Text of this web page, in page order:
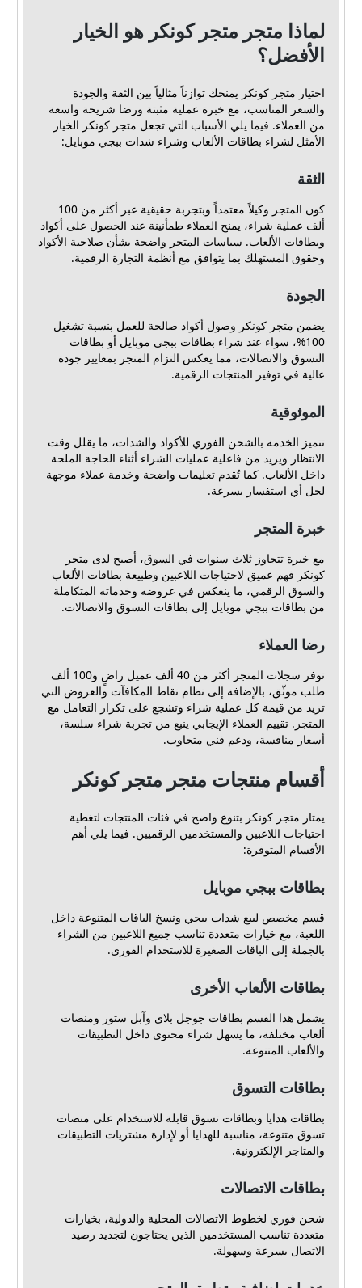
لماذا متجر متجر كونكر هو الخيار
الأفضل؟
اختيار متجر كونكر يمنحك توازناً مثالياً بين الثقة والجودة
والسعر المناسب، مع خبرة عملية مثبتة ورضا شريحة واسعة
من العملاء. فيما يلي الأسباب التي تجعل متجر كونكر الخيار
الأمثل لشراء بطاقات الألعاب وشراء شدات ببجي موبايل:
الثقة
كون المتجر وكيلاً معتمداً وبتجربة حقيقية عبر أكثر من 100
ألف عملية شراء، يمنح العملاء طمأنينة عند الحصول على أكواد
وبطاقات الألعاب. سياسات المتجر واضحة بشأن صلاحية الأكواد
وحقوق المستهلك بما يتوافق مع أنظمة التجارة الرقمية.
الجودة
يضمن متجر كونكر وصول أكواد صالحة للعمل بنسبة تشغيل
100%، سواء عند شراء بطاقات ببجي موبايل أو بطاقات
التسوق والاتصالات، مما يعكس التزام المتجر بمعايير جودة
عالية في توفير المنتجات الرقمية.
الموثوقية
تتميز الخدمة بالشحن الفوري للأكواد والشدات، ما يقلل وقت
الانتظار ويزيد من فاعلية عمليات الشراء أثناء الحاجة الملحة
داخل الألعاب. كما تُقدم تعليمات واضحة وخدمة عملاء موجهة
لحل أي استفسار بسرعة.
خبرة المتجر
مع خبرة تتجاوز ثلاث سنوات في السوق، أصبح لدى متجر
كونكر فهم عميق لاحتياجات اللاعبين وطبيعة بطاقات الألعاب
والسوق الرقمي، ما ينعكس في عروضه وخدماته المتكاملة
من بطاقات ببجي موبايل إلى بطاقات التسوق والاتصالات.
رضا العملاء
توفر سجلات المتجر أكثر من 40 ألف عميل راضٍ و100 ألف
طلب موثّق، بالإضافة إلى نظام نقاط المكافآت والعروض التي
تزيد من قيمة كل عملية شراء وتشجع على تكرار التعامل مع
المتجر. تقييم العملاء الإيجابي ينبع من تجربة شراء سلسة،
أسعار منافسة، ودعم فني متجاوب.
أقسام منتجات متجر متجر كونكر
يمتاز متجر كونكر بتنوع واضح في فئات المنتجات لتغطية
احتياجات اللاعبين والمستخدمين الرقميين. فيما يلي أهم
الأقسام المتوفرة:
بطاقات ببجي موبايل
قسم مخصص لبيع شدات ببجي ونسخ الباقات المتنوعة داخل
اللعبة، مع خيارات متعددة تناسب جميع اللاعبين من الشراء
بالجملة إلى الباقات الصغيرة للاستخدام الفوري.
بطاقات الألعاب الأخرى
يشمل هذا القسم بطاقات جوجل بلاي وآبل ستور ومنصات
ألعاب مختلفة، ما يسهل شراء محتوى داخل التطبيقات
والألعاب المتنوعة.
بطاقات التسوق
بطاقات هدايا وبطاقات تسوق قابلة للاستخدام على منصات
تسوق متنوعة، مناسبة للهدايا أو لإدارة مشتريات التطبيقات
والمتاجر الإلكترونية.
بطاقات الاتصالات
شحن فوري لخطوط الاتصالات المحلية والدولية، بخيارات
متعددة تناسب المستخدمين الذين يحتاجون لتجديد رصيد
الاتصال بسرعة وسهولة.